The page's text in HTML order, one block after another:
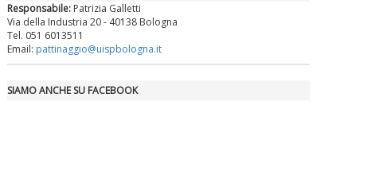
La formazione Uisp rallenta ma
prosegue anche in estate
Tiziano Pesce nel Cda di
Fondazione Terzjus: prima riunione
Responsabile: Patrizia Galletti
Via della Industria 20 - 40138 Bologna
Tel. 051 6013511
Email: pattinaggio@uispbologna.it
SIAMO ANCHE SU FACEBOOK